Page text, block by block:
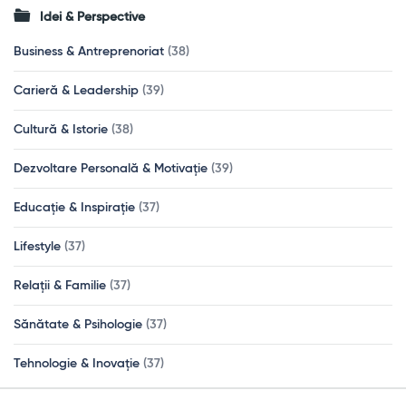
Idei & Perspective
Business & Antreprenoriat (38)
Carieră & Leadership (39)
Cultură & Istorie (38)
Dezvoltare Personală & Motivație (39)
Educație & Inspirație (37)
Lifestyle (37)
Relații & Familie (37)
Sănătate & Psihologie (37)
Tehnologie & Inovație (37)